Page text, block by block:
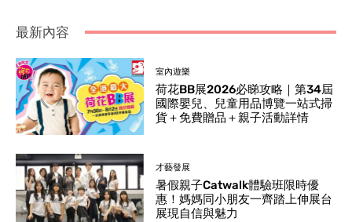
最新內容
室內遊樂
荷花BB展2026必睇攻略｜第34屆
國際嬰兒、兒童用品博覽一站式掃
貨＋免費贈品＋親子活動詳情
才藝發展
暑假親子Catwalk體驗班限時優
惠！媽媽同小朋友一齊踏上伸展台
展現自信與魅力